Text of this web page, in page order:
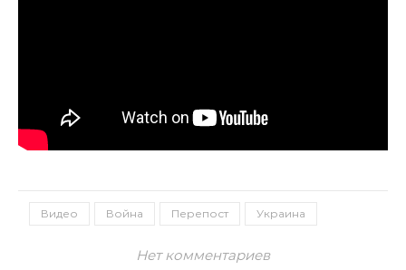
Видео Война Перепост Украина
Нет комментариев